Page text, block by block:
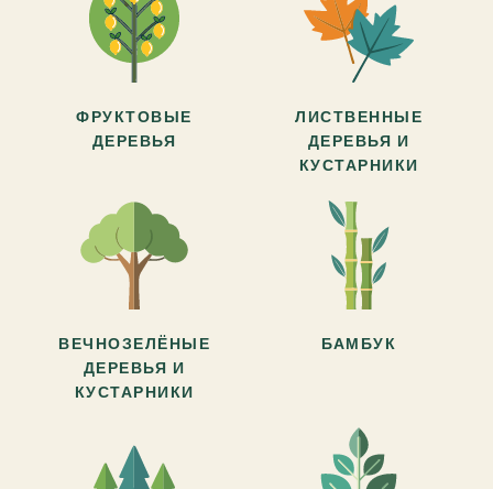
ФРУКТОВЫЕ
ДЕРЕВЬЯ
ЛИСТВЕННЫЕ
ДЕРЕВЬЯ И
КУСТАРНИКИ
ВЕЧНОЗЕЛЁНЫЕ
ДЕРЕВЬЯ И
КУСТАРНИКИ
БАМБУК